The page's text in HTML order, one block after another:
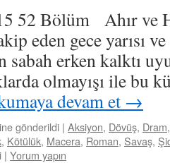
52 Bölüm Ahır
eden gece yarısı
sabah erken kalktı
olmayışı ile bu
devam et →
gönderildi | Aksiyon, Dövüş, Dram
, Kötülük, Macera, Roman, Savaş,
| Yorum yapın